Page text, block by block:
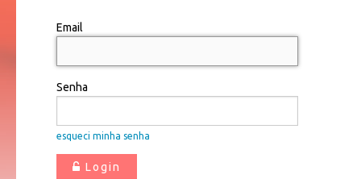
Email
Senha
esqueci minha senha
Login